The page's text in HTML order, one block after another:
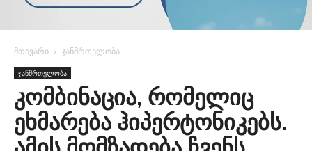
მთავარი ჯანმრთელობა
ჯანმრთელობა
კომბინაცია, რომელიც
ეხმარება ჰიპერტონიკებს.